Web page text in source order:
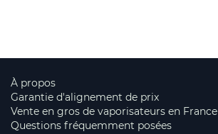
À propos
Garantie d'alignement de prix
Vente en gros de vaporisateurs en France
Questions fréquemment posées